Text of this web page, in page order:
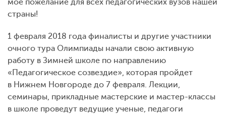
мое пожелание для всех педагогических вузов нашей
страны!
1 февраля 2018 года финалисты и другие участники
очного тура Олимпиады начали свою активную
работу в Зимней школе по направлению
«Педагогическое созвездие», которая пройдет
в Нижнем Новгороде до 7 февраля. Лекции,
семинары, прикладные мастерские и мастер-классы
в школе проведут ведущие ученые, педагоги